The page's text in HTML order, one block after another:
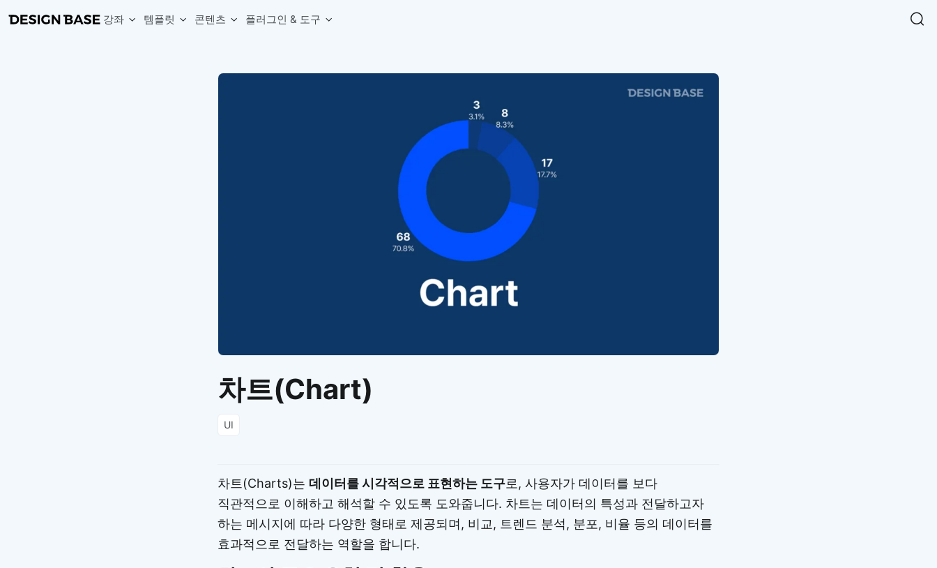
강좌 템플릿
상세페이지 템플릿 B타입
상세페이지 템플릿 C타입
NEW
콘텐츠
헷갈리는 디자인 용어를 쉽고 빠르게 확인해보세요.
디자인 사이즈 가이드
웹, 앱, 배너, 상세페이지 제작에 필요한 사이즈를 확인해보세요.
디자인 트렌드와 실무 인사이트를 가볍게 읽어보세요.
디자인 툴 단축키 모음
피그마, 포토샵 등 자주 쓰는 단축키를 빠르게 찾아보세요.
플러그인 & 도구
원하는 브랜드의 벡터 로고를 빠르게 찾아 활용해보세요.
자주 쓰는 브랜드 로고 SVG를 한곳에서 확인해보세요.
컬러 배색
디자인에 어울리는 컬러 조합을 빠르게 찾고 적용해보세요.
팔레트 비주얼라이저
컬러 팔레트를 시각적으로 미리 보고 조합감을 확인해보세요.
그라데이션 생성기
원하는 색상 조합으로 부드러운 그라데이션을 만들어보세요.
감각적인 추상 그라디언트 배경을 손쉽게 만들어보세요.
NEW
다양한 차트를 쉽고 빠르게 만들 수 있는 데이터 시각화 라이브러리
차트(Chart)
UI
차트(Charts)는 데이터를 시각적으로 표현하는 도구로, 사용자가 데이터를 보다
직관적으로 이해하고 해석할 수 있도록 도와줍니다. 차트는 데이터의 특성과 전달하고자
하는 메시지에 따라 다양한 형태로 제공되며, 비교, 트렌드 분석, 분포, 비율 등의 데이터를
효과적으로 전달하는 역할을 합니다.